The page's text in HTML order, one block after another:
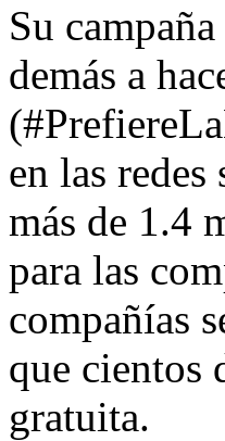
Su
demás a
en las
más de 1.4
para las
compañías
que cientos
gratuita.